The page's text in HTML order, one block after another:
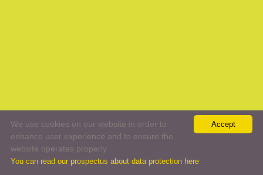
// Términos y Condisiones de Uso
Accept
We use cookies on our website in order to
enhance user experience and to ensure the
website operates properly.
You can read our prospectus about data protection here